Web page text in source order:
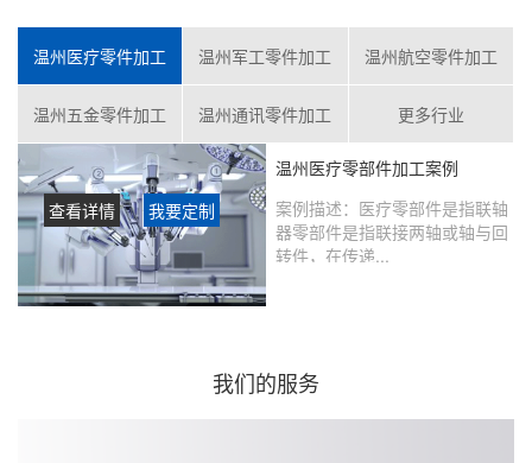
温州医疗零件加工 温州军工零件加工 温州航空零件加工
温州五金零件加工 温州通讯零件加工 更多行业
温州医疗零部件加工案例
案例描述： 医疗零部件是指联轴
器零部件是指联接两轴或轴与回
转件，在传递...
续合作……...
查看详情 我要定制
我们的服务